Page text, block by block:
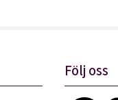
Följ oss